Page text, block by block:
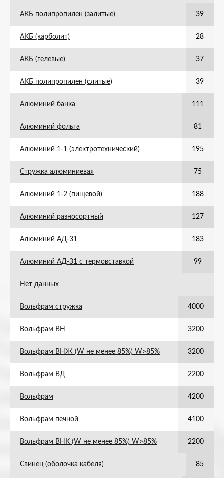
АКБ полипропилен (залитые) 39
АКБ (карболит) 28
АКБ (гелевые) 37
АКБ полипропилен (слитые) 39
Алюминий банка 111
Алюминий фольга 81
Алюминий 1-1 (электротехнический) 195
Стружка алюминиевая 75
Алюминий 1-2 (пищевой) 188
Алюминий разносортный 127
Алюминий АД-31 183
Алюминий АД-31 с термовставкой 99
Нет данных
Вольфрам стружка 4000
Вольфрам ВН 3200
Вольфрам ВНЖ (W не менее 85%) W>85% 3200
Вольфрам ВД 2200
Вольфрам 4200
Вольфрам печной 4100
Вольфрам ВНК (W не менее 85%) W>85% 2200
Свинец (оболочка кабеля) 85